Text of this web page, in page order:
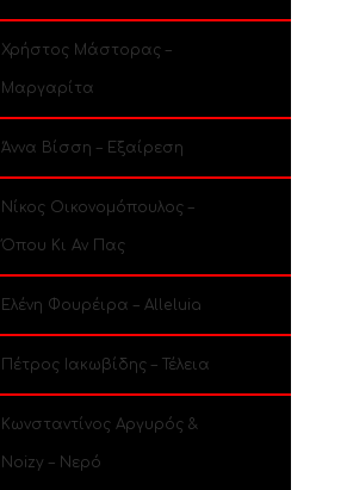
Χρήστος Μάστορας –
Μαργαρίτα
Άννα Βίσση – Εξαίρεση
Νίκος Οικονομόπουλος –
Όπου Κι Αν Πας
Ελένη Φουρέιρα – Alleluia
Πέτρος Ιακωβίδης – Τέλεια
Κωνσταντίνος Αργυρός &
Noizy – Νερό